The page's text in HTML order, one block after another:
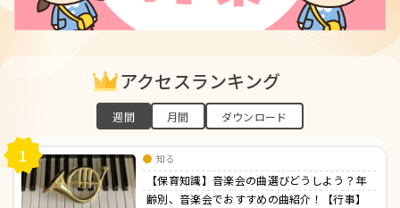
アクセスランキング
週間 月間 ダウンロード
1 知る
【保育知識】音楽会の曲選びどうしよう？年
齢別、音楽会でおすすめの曲紹介！【行事】